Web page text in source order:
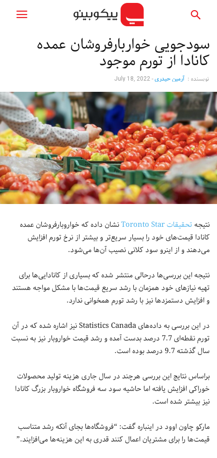
سودجویی خواربارفروشان عمده
کانادا از تورم موجود
نویسنده : آرمین حیدری-
July 18, 2022
نتیجهتحقیقات Toronto Star
نشان داده که خواروبارفروشان عمده
کانادا قیمت‌های خود را بسیار سریع‌تر و بیشتر از نرخ تورم افزایش
می‌دهند و از اینرو سود کلانی نصیب آن‌ها می‌شود.
نتیجه این بررسی‌ها درحالی منتشر شده که بسیاری از کانادایی‌ها برای
تهیه نیازهای خود همزمان با رشد سریع قیمت‌ها با مشکل مواجه هستند
و افزایش دستمزدها نیز با رشد تورم همخوانی ندارد.
در این بررسی به داده‌های Statistics Canada نیز اشاره شده که در آن
تورم نقطه‌ای 7.7 درصد بدست آمده و رشد قیمت خواروبار نیز به نسبت
سال گذشته 9.7 درصد بوده است.
براساس نتایج این بررسی هرچند در سال جاری هزینه تولید محصولات
خوراکی افزایش یافته اما حاشیه سود سه فروشگاه خواروبار بزرگ کانادا
نیز بیشتر شده است.
مارکو چاون اوود در اینباره گفت: “فروشگاه‌ها بجای آنکه رشد متناسب
قیمت‌ها را برای مشتریان اعمال کنند قدری به این هزینه‌ها می‌افزایند.”